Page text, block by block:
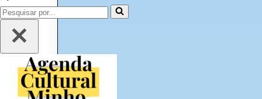
Pesquisar
por...